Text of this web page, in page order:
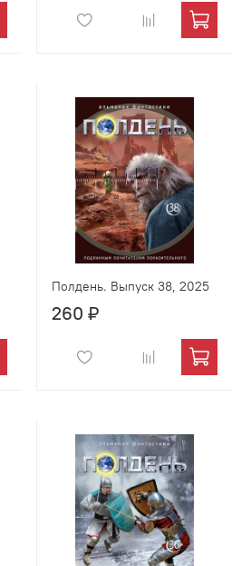
Полдень. Выпуск 38, 2025
260 ₽